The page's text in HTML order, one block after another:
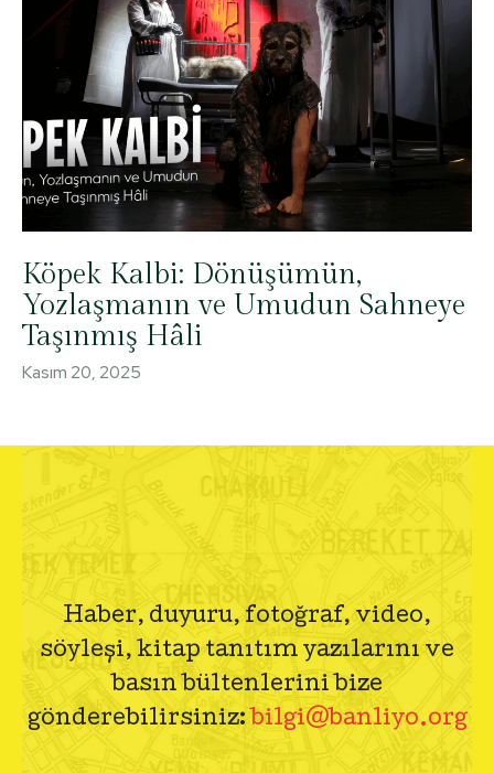
Köpek Kalbi: Dönüşümün,
Yozlaşmanın ve Umudun Sahneye
Taşınmış Hâli
Kasım 20, 2025
Haber, duyuru, fotoğraf, video,
söyleşi, kitap tanıtım yazılarını ve
basın bültenlerini bize
gönderebilirsiniz: bilgi@banliyo.org